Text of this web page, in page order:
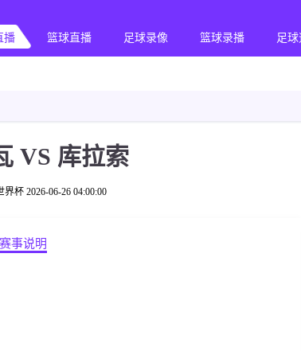
播 篮球直播 足球录像 篮球录播 足
VS 库拉索
界杯 2026-06-26 04:00:00
赛事说明